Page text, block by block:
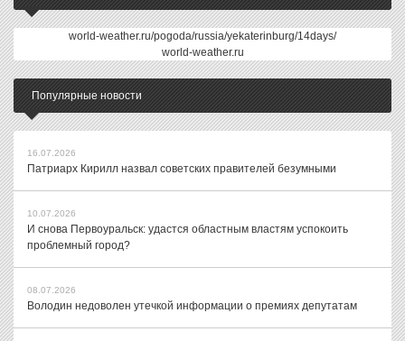
world-weather.ru/pogoda/russia/yekaterinburg/14days/
world-weather.ru
Популярные новости
16.07.2026
Патриарх Кирилл назвал советских правителей безумными
10.07.2026
И снова Первоуральск: удастся областным властям успокоить
проблемный город?
08.07.2026
Володин недоволен утечкой информации о премиях депутатам